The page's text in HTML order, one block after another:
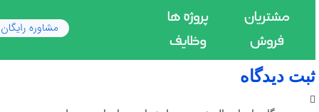
ثبت دیدگاه